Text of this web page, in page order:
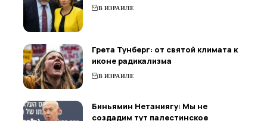
В ИЗРАИЛЕ
Грета Тунберг: от святой климата к
иконе радикализма
В ИЗРАИЛЕ
Биньямин Нетаниягу: Мы не
создадим тут палестинское